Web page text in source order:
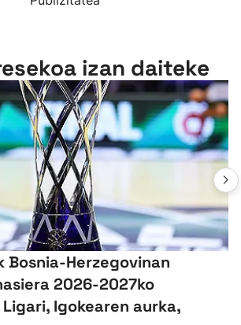
izan daiteke
Bosnia-Herzegovinan
2026-2027ko
Igokearen aurka,